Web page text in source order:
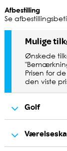
Afbestilling
Se
Mulige
Ønskede
Prisen for
den viste
Golf